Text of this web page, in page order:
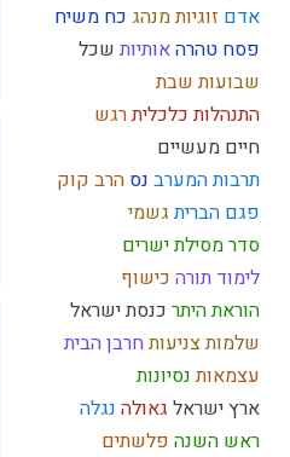
אדם זוגיותמנהג כח משיח
פסח טהרהאותיות שכל
שבועותשבת
התנהלות כלכליתרגש
חיים מעשיים
תרבות המערב נס הרב קוק
פגם הבריתגשמי
סדר מסילת ישרים
לימוד תורה כישוף
הוראת היתר כנסת ישראל
שלמותצניעותחרבן הבית
עצמאותנסיונות
ארץ ישראל גאולה נגלה
ראש השנה פלשתים